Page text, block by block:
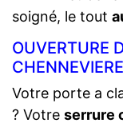
soigné, le tout
OUVERTURE
Votre porte a
? Votre serrure